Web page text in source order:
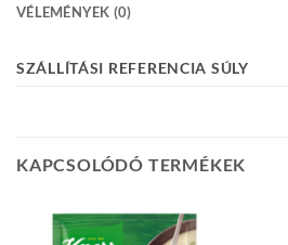
VÉLEMÉNYEK (0)
SZÁLLÍTÁSI REFERENCIA SÚLY
KAPCSOLÓDÓ TERMÉKEK